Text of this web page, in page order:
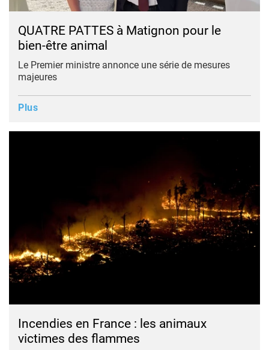
QUATRE PATTES à Matignon pour le
bien-être animal
Le Premier ministre annonce une série de mesures
majeures
Plus
Incendies en France : les animaux
victimes des flammes